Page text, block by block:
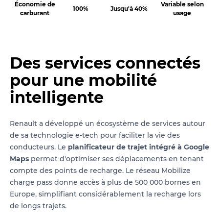
Économie de
carburant
100% Jusqu'à 40%
Variable selon
usage
Des services connectés
pour une mobilité
intelligente
Renault a développé un écosystème de services autour
de sa technologie e-tech pour faciliter la vie des
conducteurs. Le planificateur de trajet intégré à Google
Maps permet d'optimiser ses déplacements en tenant
compte des points de recharge. Le réseau Mobilize
charge pass donne accès à plus de 500 000 bornes en
Europe, simplifiant considérablement la recharge lors
de longs trajets.